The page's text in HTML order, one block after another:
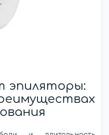
эпиляторы: